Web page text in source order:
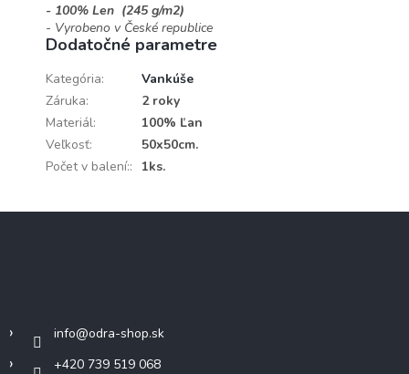
- 100% Len (245 g/m2)
- Vyrobeno v České republice
Dodatočné parametre
Kategória:
Vankúše
Záruka:
2 roky
Materiál:
100% Ľan
Veľkosť:
50x50cm.
Počet v balení:: 1ks.
info@odra-shop.sk
+420 739 519 068